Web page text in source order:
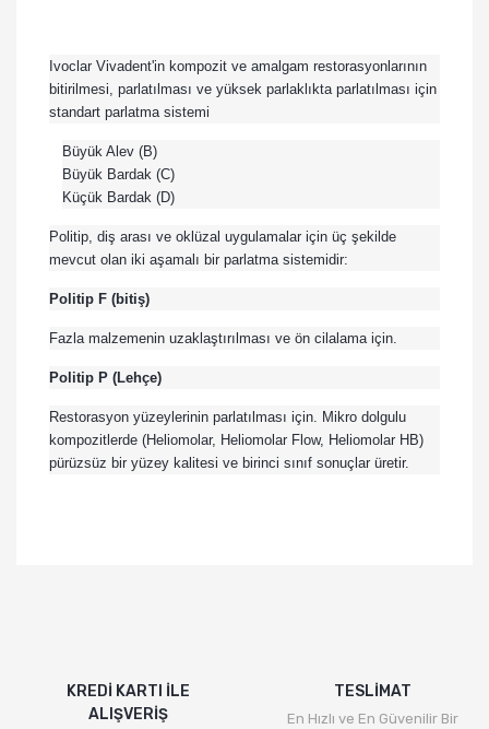
Ivoclar Vivadent'in kompozit ve amalgam restorasyonlarının
bitirilmesi, parlatılması ve yüksek parlaklıkta parlatılması için
standart parlatma sistemi
Büyük Alev (B)
Büyük Bardak (C)
Küçük Bardak (D)
Politip, diş arası ve oklüzal uygulamalar için üç şekilde
mevcut olan iki aşamalı bir parlatma sistemidir:
Politip F (bitiş)
Fazla malzemenin uzaklaştırılması ve ön cilalama için.
Politip P (Lehçe)
Restorasyon yüzeylerinin parlatılması için. Mikro dolgulu
kompozitlerde (Heliomolar, Heliomolar Flow, Heliomolar HB)
pürüzsüz bir yüzey kalitesi ve birinci sınıf sonuçlar üretir.
Ürün açıklamasında eksik bilgiler bulunuyor.
Ürün bilgilerinde hatalar bulunuyor.
KREDİ KARTI İLE
ALIŞVERİŞ
TESLİMAT
En Hızlı ve En Güvenilir Bir